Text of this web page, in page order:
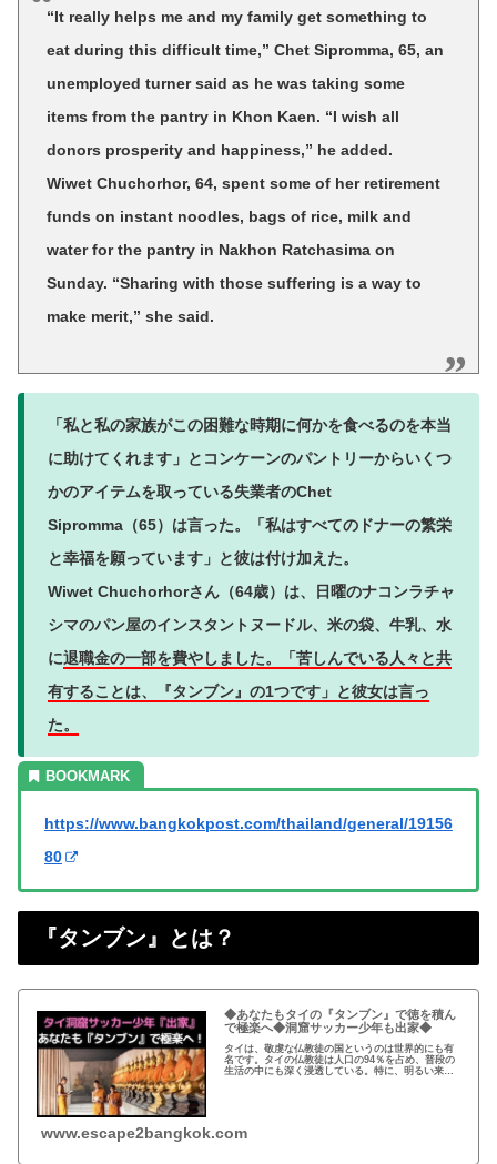
“It really helps me and my family get something to
eat during this difficult time,” Chet Sipromma, 65, an
unemployed turner said as he was taking some
items from the pantry in Khon Kaen. “I wish all
donors prosperity and happiness,” he added.
Wiwet Chuchorhor, 64, spent some of her retirement
funds on instant noodles, bags of rice, milk and
water for the pantry in Nakhon Ratchasima on
Sunday. “Sharing with those suffering is a way to
make merit,” she said.
「私と私の家族がこの困難な時期に何かを食べるのを本当
に助けてくれます」とコンケーンのパントリーからいくつ
かのアイテムを取っている失業者のChet
Sipromma（65）は言った。「私はすべてのドナーの繁栄
と幸福を願っています」と彼は付け加えた。
Wiwet Chuchorhorさん（64歳）は、日曜のナコンラチャ
シマのパン屋のインスタントヌードル、米の袋、牛乳、水
に退職金の一部を費やしました。「苦しんでいる人々と共
有することは、『タンブン』の1つです」と彼女は言っ
た。
https://www.bangkokpost.com/thailand/general/19156
80
『タンブン』とは？
◆あなたもタイの『タンブン』で徳を積ん
で極楽へ◆洞窟サッカー少年も出家◆
タイは、敬虔な仏教徒の国というのは世界的にも有
名です。タイの仏教徒は人口の94％を占め、普段の
生活の中にも深く浸透している。特に、明るい来世
www.escape2bangkok.com